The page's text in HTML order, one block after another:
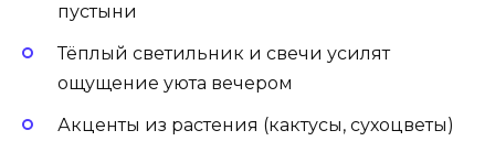
пустыни
Тёплый светильник и свечи усилят
ощущение уюта вечером
Акценты из растения (кактусы, сухоцветы)